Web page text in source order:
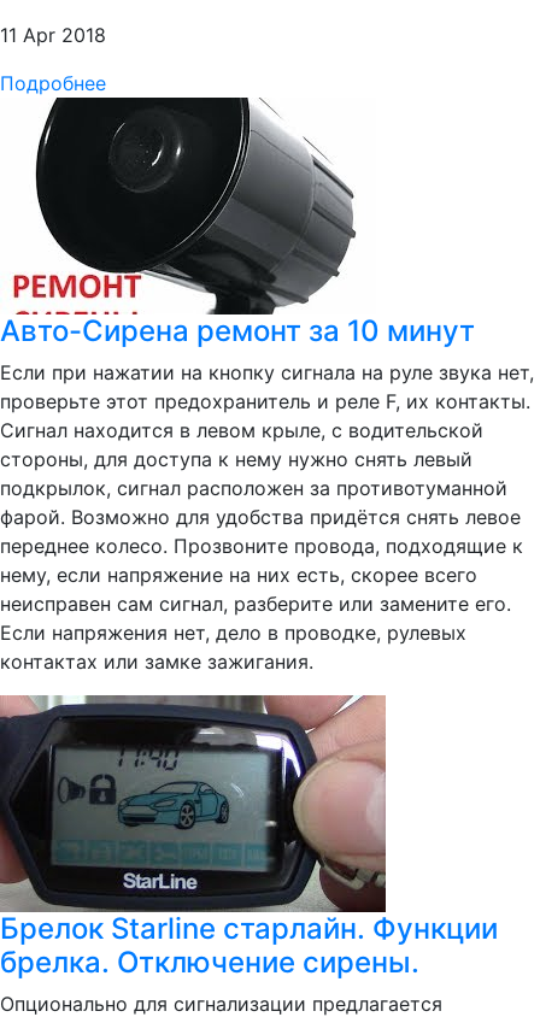
11 Apr 2018
Подробнее
Авто-Сирена ремонт за 10 минут
Если при нажатии на кнопку сигнала на руле звука нет,
проверьте этот предохранитель и реле F, их контакты.
Сигнал находится в левом крыле, с водительской
стороны, для доступа к нему нужно снять левый
подкрылок, сигнал расположен за противотуманной
фарой. Возможно для удобства придётся снять левое
переднее колесо. Прозвоните провода, подходящие к
нему, если напряжение на них есть, скорее всего
неисправен сам сигнал, разберите или замените его.
Если напряжения нет, дело в проводке, рулевых
контактах или замке зажигания.
Брелок Starline старлайн. Функции
брелка. Отключение сирены.
Опционально для сигнализации предлагается